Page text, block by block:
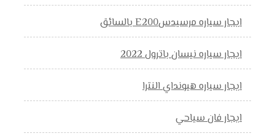
ايجار سياره مرسيدسE200 بالسائق
ايجار سياره نيسان باترول 2022
ايجار سياره هيونداي النترا
ايجار فان سياحي